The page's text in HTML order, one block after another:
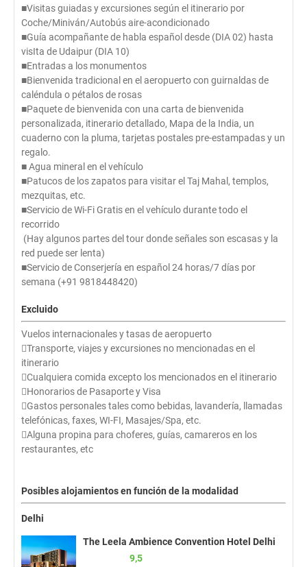
■Visitas guiadas y excursiones según el itinerario por
Coche/Miniván/Autobús aire-acondicionado
■Guía acompañante de habla español desde (DIA 02) hasta
visIta de Udaipur (DIA 10)
■Entradas a los monumentos
■Bienvenida tradicional en el aeropuerto con guirnaldas de
caléndula o pétalos de rosas
■Paquete de bienvenida con una carta de bienvenida
personalizada, itinerario detallado, Mapa de la India, un
cuaderno con la pluma, tarjetas postales pre-estampadas y un
regalo.
■ Agua mineral en el vehículo
■Patucos de los zapatos para visitar el Taj Mahal, templos,
mezquitas, etc.
■Servicio de Wi-Fi Gratis en el vehículo durante todo el
recorrido
(Hay algunos partes del tour donde señales son escasas y la
red puede ser lenta)
■Servicio de Conserjería en español 24 horas/7 días por
semana (+91 9818448420)
Excluido
Vuelos internacionales y tasas de aeropuerto
Transporte, viajes y excursiones no mencionadas en el
itinerario
Cualquiera comida excepto los mencionados en el itinerario
Honorarios de Pasaporte y Visa
Gastos personales tales como bebidas, lavandería, llamadas
telefónicas, faxes, WI-FI, Masajes/Spa, etc.
Alguna propina para choferes, guías, camareros en los
restaurantes, etc
Posibles alojamientos en función de la modalidad
Delhi
The Leela Ambience Convention Hotel Delhi
9,5